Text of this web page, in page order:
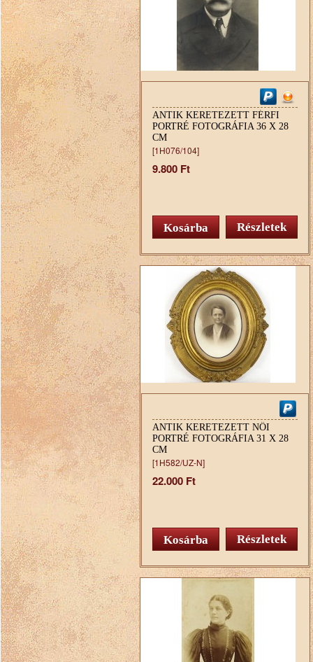
ANTIK KERETEZETT FÉRFI
PORTRÉ FOTOGRÁFIA 36 X 28
CM
[1H076/104]
9.800 Ft
Részletek
ANTIK KERETEZETT NŐI
PORTRÉ FOTOGRÁFIA 31 X 28
CM
[1H582/UZ-N]
22.000 Ft
Részletek